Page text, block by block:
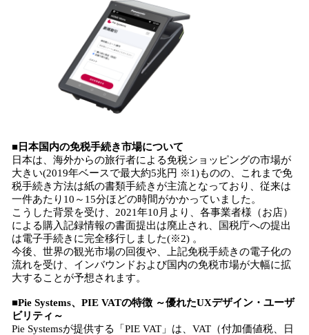
■日本国内の免税手続き市場について
日本は、海外からの旅行者による免税ショッピングの市場が
大きい(2019年ベースで最大約5兆円 ※1)ものの、これまで免
税手続き方法は紙の書類手続きが主流となっており、従来は
一件あたり10～15分ほどの時間がかかっていました。
こうした背景を受け、2021年10月より、各事業者様（お店）
による購入記録情報の書面提出は廃止され、国税庁への提出
は電子手続きに完全移行しました(※2) 。
今後、世界の観光市場の回復や、上記免税手続きの電子化の
流れを受け、インバウンドおよび国内の免税市場が大幅に拡
大することが予想されます。
■Pie Systems、PIE VATの特徴 ～優れたUXデザイン・ユーザ
ビリティ～
Pie Systemsが提供する「PIE VAT」は、VAT（付加価値税、日